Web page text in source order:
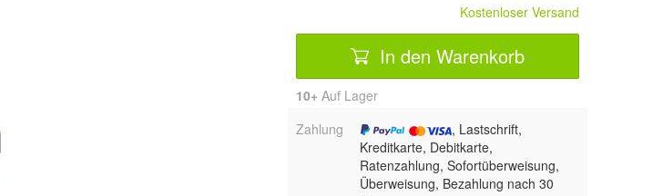
Kostenloser Versand
In den Warenkorb
10+ Auf Lager
Zahlung
, Lastschrift,
Kreditkarte, Debitkarte,
Ratenzahlung, Sofortüberweisung,
Überweisung, Bezahlung nach 30